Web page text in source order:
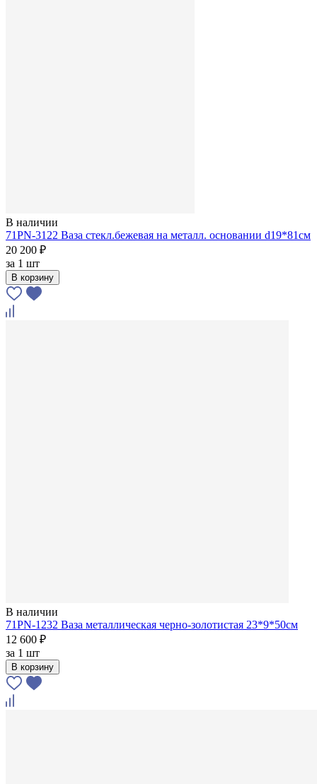
В наличии
71PN-3122 Ваза стекл.бежевая на металл. основании d19*81см
20 200 ₽
за 1 шт
В корзину
В наличии
71PN-1232 Ваза металлическая черно-золотистая 23*9*50см
12 600 ₽
за 1 шт
В корзину